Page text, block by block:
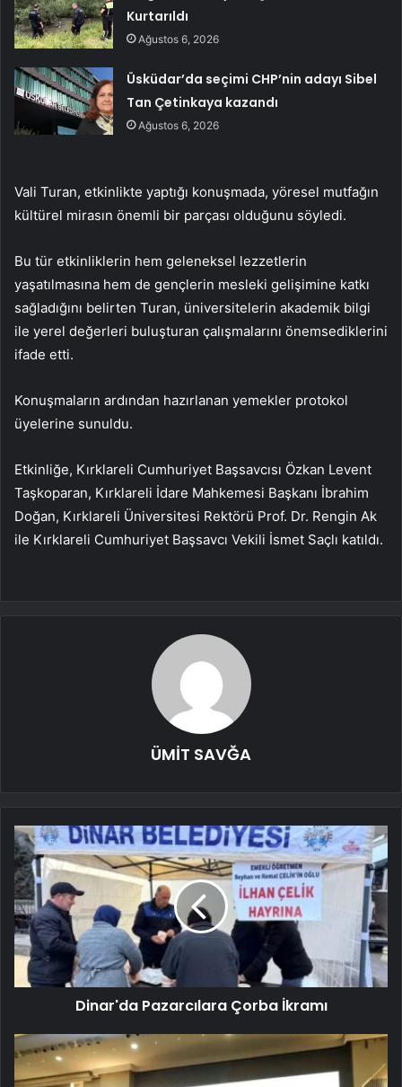
Kurtarıldı
Ağustos 6, 2026
Üsküdar’da seçimi CHP’nin adayı Sibel
Tan Çetinkaya kazandı
Ağustos 6, 2026
Vali Turan, etkinlikte yaptığı konuşmada, yöresel mutfağın
kültürel mirasın önemli bir parçası olduğunu söyledi.
Bu tür etkinliklerin hem geleneksel lezzetlerin
yaşatılmasına hem de gençlerin mesleki gelişimine katkı
sağladığını belirten Turan, üniversitelerin akademik bilgi
ile yerel değerleri buluşturan çalışmalarını önemsediklerini
ifade etti.
Konuşmaların ardından hazırlanan yemekler protokol
üyelerine sunuldu.
Etkinliğe, Kırklareli Cumhuriyet Başsavcısı Özkan Levent
Taşkoparan, Kırklareli İdare Mahkemesi Başkanı İbrahim
Doğan, Kırklareli Üniversitesi Rektörü Prof. Dr. Rengin Ak
ile Kırklareli Cumhuriyet Başsavcı Vekili İsmet Saçlı katıldı.
ÜMİT SAVĞA
Dinar'da Pazarcılara Çorba İkramı